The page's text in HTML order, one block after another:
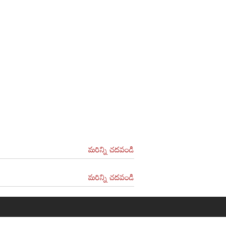
మరిన్ని చదవండి
మరిన్ని చదవండి